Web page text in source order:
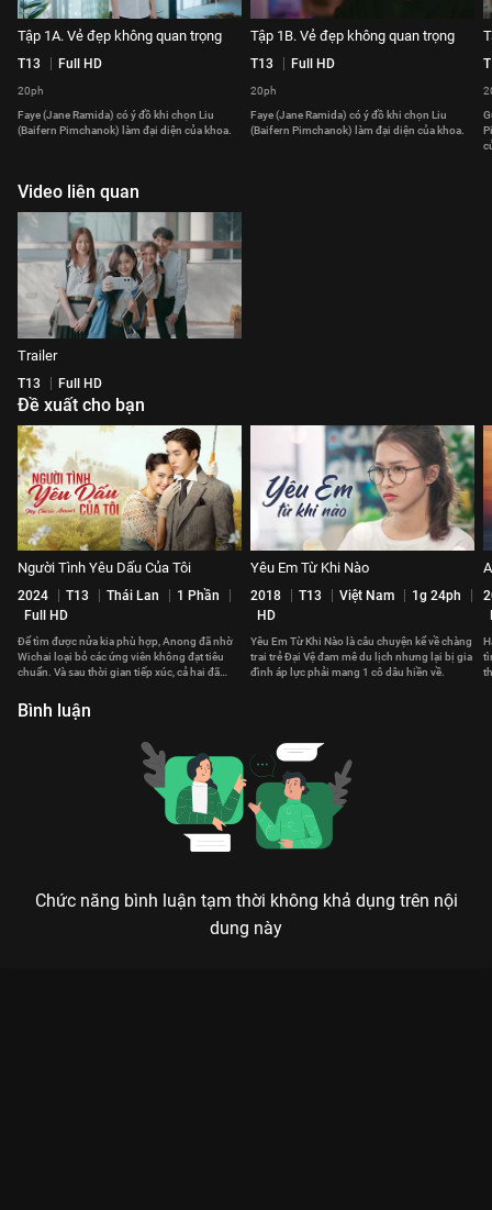
Tập 1A. Vẻ đẹp không quan trọng
T13 Full HD
20ph
Faye (Jane Ramida) có ý đồ khi chọn Liu
(Baifern Pimchanok) làm đại diện của khoa.
Tập 1B. Vẻ đẹp không quan trọng
T13 Full HD
20ph
Faye (Jane Ramida) có ý đồ khi chọn Liu
(Baifern Pimchanok) làm đại diện của khoa.
Video liên quan
Trailer
T13 Full HD
Đề xuất cho bạn
Người Tình Yêu Dấu Của Tôi
2024 T13 Thái Lan
1 Phần
Full HD
Để tìm được nửa kia phù hợp, Anong đã nhờ
Wichai loại bỏ các ứng viên không đạt tiêu
chuẩn. Và sau thời gian tiếp xúc, cả hai đã
Yêu Em Từ Khi Nào
2018 T13 Việt Nam
1g 24ph
HD
Yêu Em Từ Khi Nào là câu chuyện kể về chàng
trai trẻ Đại Vệ đam mê du lịch nhưng lại bị gia
đình áp lực phải mang 1 cô dâu hiền về.
Bình luận
Chức năng bình luận tạm thời không khả dụng trên nội
dung này